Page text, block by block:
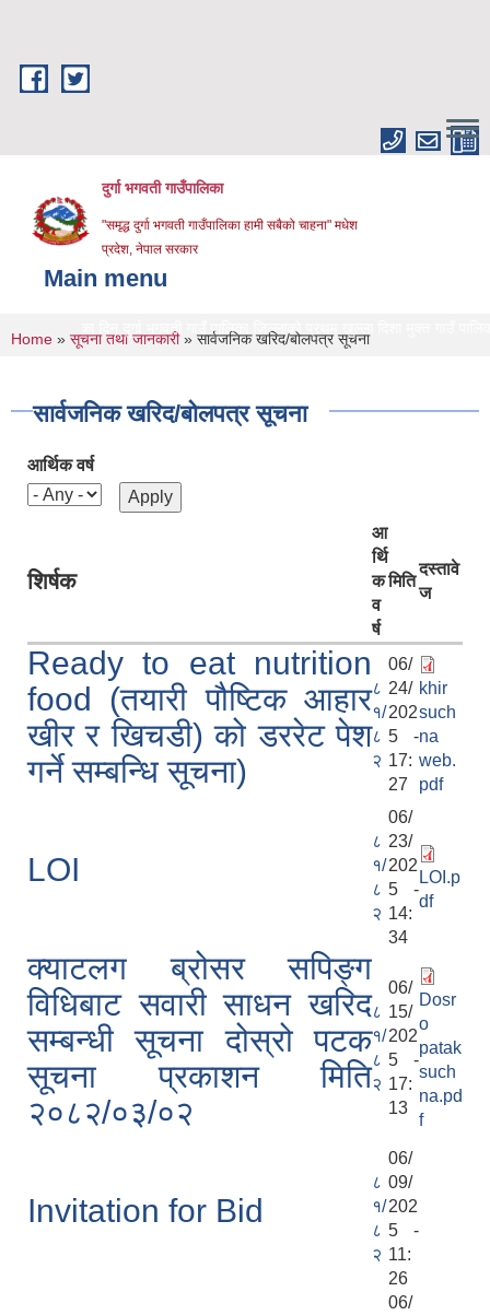
दुर्गा भगवती गाउँपालिका
"समृद्ध दुर्गा भगवती गाउँपालिका हामी सबैको चाहना" मधेश
प्रदेश, नेपाल सरकार
Main menu
२६ गते का दिन दुर्गा भगवती गाउँ पालिका जिल्लाको प्रथम खुल्ला दिशा मुक्त गाउँ पालिका
You are here
Home » सूचना तथा जानकारी» सार्वजनिक खरिद/बोलपत्र सूचना
सार्वजनिक खरिद/बोलपत्र सूचना
आर्थिक वर्ष
शिर्षक
आ
र्थि
क
व
र्ष
मिति
दस्तावे
ज
Ready to eat nutrition
food (तयारी पौष्टिक आहार
खीर र खिचडी) को डररेट पेश
गर्ने सम्बन्धि सूचना)
८
१/
८
२
06/
24/
202
5 -
17:
27
khir
such
na
web.
pdf
LOI
८
१/
८
२
06/
23/
202
5 -
14:
34
LOI.p
df
क्याटलग ब्रोसर सपिङ्ग
विधिबाट सवारी साधन खरिद
सम्बन्धी सूचना दोस्रो पटक
सूचना प्रकाशन मिति
२०८२/०३/०२
८
१/
८
२
06/
15/
202
5 -
17:
13
Dosr
o
patak
such
na.pd
f
Invitation for Bid
८
१/
८
२
06/
09/
202
5 -
11:
26
06/